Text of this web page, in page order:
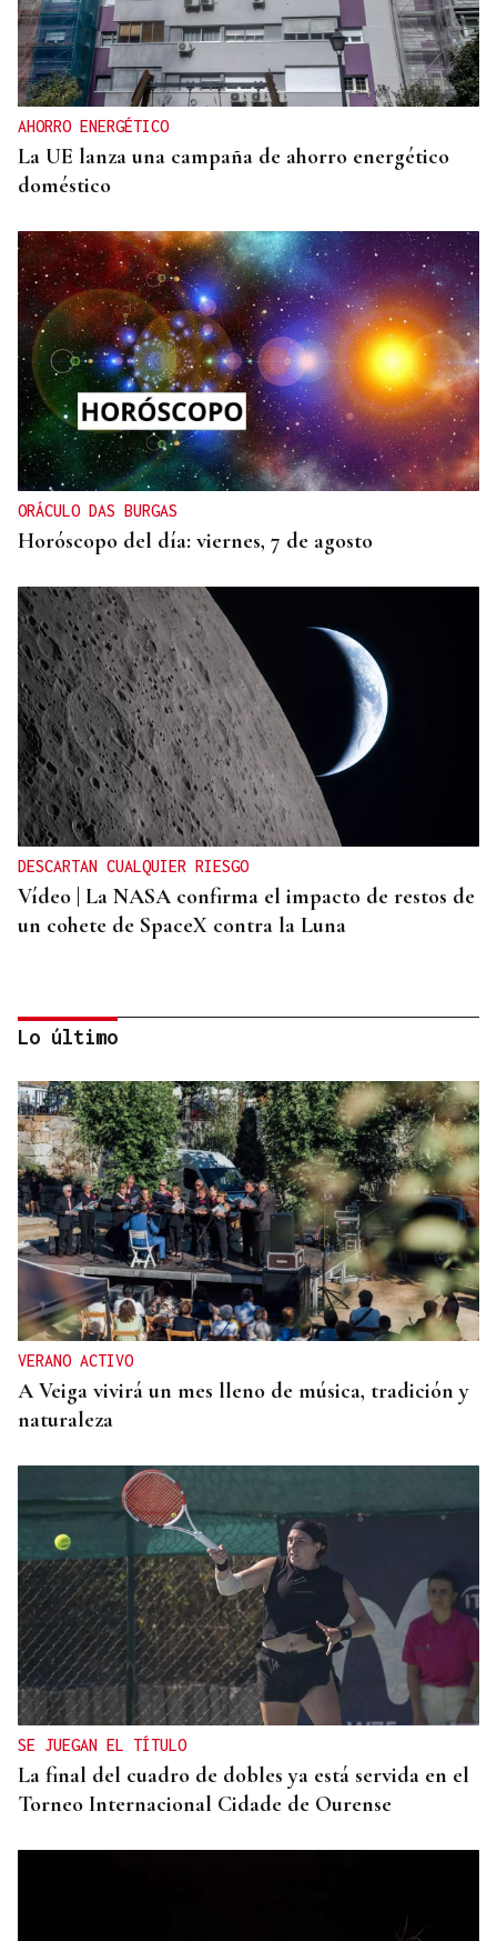
AHORRO ENERGÉTICO
La UE lanza una campaña de ahorro energético
doméstico
ORÁCULO DAS BURGAS
Horóscopo del día: viernes, 7 de agosto
DESCARTAN CUALQUIER RIESGO
Vídeo | La NASA confirma el impacto de restos de
un cohete de SpaceX contra la Luna
ORÁCULO DAS BURGAS
Horóscopo del día: jueves, 6 de agosto
Lo último
VERANO ACTIVO
A Veiga vivirá un mes lleno de música, tradición y
naturaleza
SE JUEGAN EL TÍTULO
La final del cuadro de dobles ya está servida en el
Torneo Internacional Cidade de Ourense